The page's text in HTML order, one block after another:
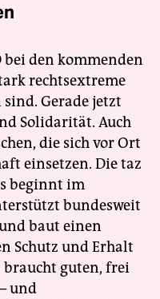
den kommenden
rechtsextreme
Gerade jetzt
Solidarität. Auch
die sich vor Ort
einsetzen. Die taz
beginnt im
bundesweit
baut einen
Schutz und Erhalt
braucht guten, frei
und